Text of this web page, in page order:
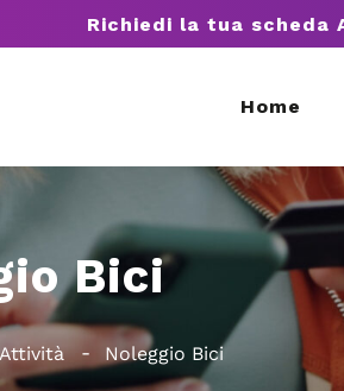
Richiedi la tua
Home
Bici
Attività Noleggio Bici